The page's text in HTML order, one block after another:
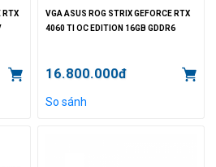
RTX
VGA ASUS ROG STRIX GEFORCE RTX
4060 TI OC EDITION 16GB GDDR6
16.800.000đ
So sánh